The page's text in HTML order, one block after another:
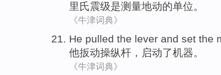
里氏震级是测量地动的单位。
《牛津词典》
He pulled the lever and set the
他扳动操纵杆 ，启动了机器。
《牛津词典》